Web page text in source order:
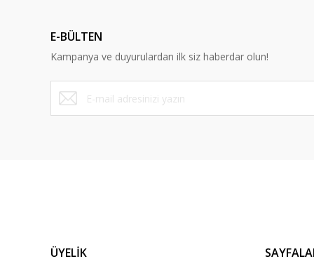
Ürün bilgilerinde hatalar bulunuyor.
Ürün fiyatı diğer sitelerden daha pahalı.
Bu ürüne benzer farklı alternatifler olmalı.
E-BÜLTEN
Kampanya ve duyurulardan ilk siz haberdar olun!
ÜYELİK